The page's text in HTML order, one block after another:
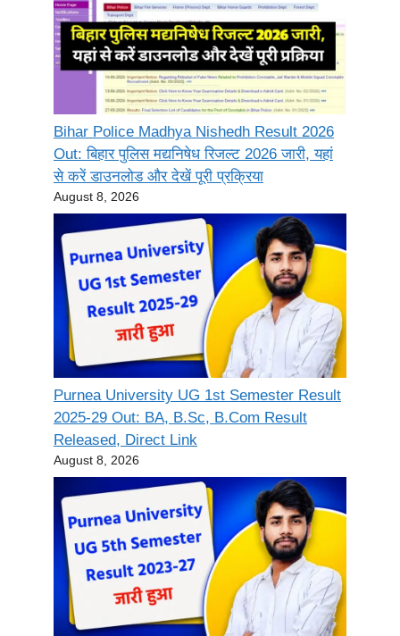
Bihar Police Madhya Nishedh Result 2026
Out: बिहार पुलिस मद्यनिषेध रिजल्ट 2026 जारी, यहां
से करें डाउनलोड और देखें पूरी प्रक्रिया
August 8, 2026
Purnea University UG 1st Semester Result
2025-29 Out: BA, B.Sc, B.Com Result
Released, Direct Link
August 8, 2026